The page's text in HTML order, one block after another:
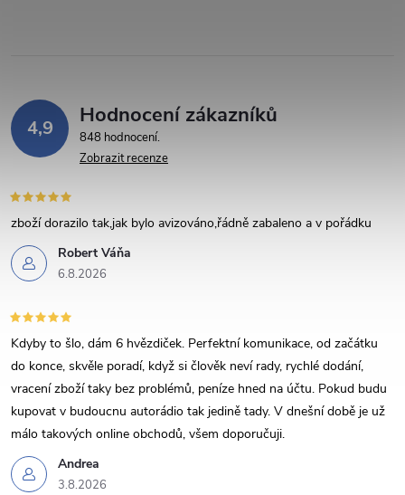
v
k
v
ý
p
i
s
u
4,9 Hodnocení zákazníků
848 hodnocení
Zobrazit recenze
Robert Váňa
6.8.2026
zboží dorazilo tak,jak bylo avizováno,řádně zabaleno a v pořádku
Andrea
3.8.2026
Kdyby to šlo, dám 6 hvězdiček. Perfektní komunikace, od začátku
do konce, skvěle poradí, když si člověk neví rady, rychlé dodání,
vracení zboží taky bez problémů, peníze hned na účtu. Pokud budu
kupovat v budoucnu autorádio tak jedině tady. V dnešní době je už
málo takových online obchodů, všem doporučuji.